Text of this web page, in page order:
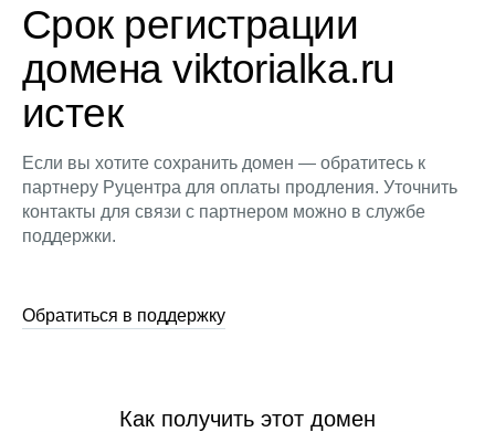
Срок регистрации
домена viktorialka.ru
истек
Если вы хотите сохранить домен — обратитесь к
партнеру Руцентра для оплаты продления. Уточнить
контакты для связи с партнером можно в службе
поддержки.
Обратиться в поддержку
Как получить этот домен